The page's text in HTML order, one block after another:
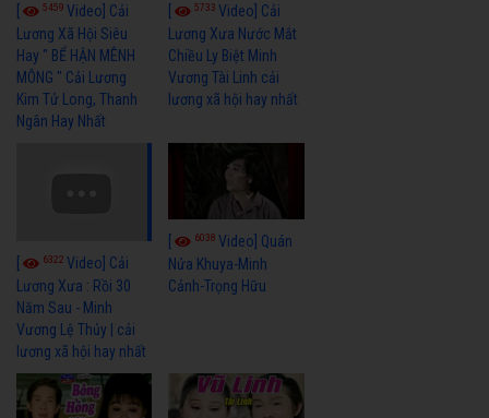
5459 Video] Cải
Lương Xã Hội Siêu
Hay " BỂ HẬN MÊNH
MÔNG " Cải Lương
Kim Tử Long, Thanh
Ngân Hay Nhất
5733Video] Cải
Lương Xưa Nước Mắt
Chiều Ly Biệt Minh
Vương Tài Linh cải
lương xã hội hay nhất
6322 Video] Cải
Lương Xưa : Rồi 30
Năm Sau - Minh
Vương Lệ Thủy | cải
lương xã hội hay nhất
6038Video] Quán
Nửa Khuya-Minh
Cảnh-Trọng Hữu